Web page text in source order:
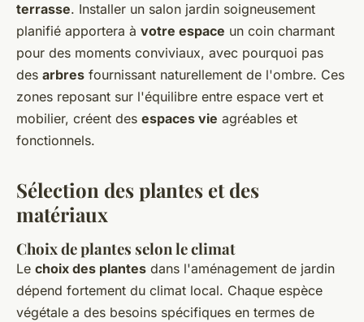
terrasse. Installer un salon jardin soigneusement
planifié apportera à votre espace un coin charmant
pour des moments conviviaux, avec pourquoi pas
des arbres fournissant naturellement de l'ombre. Ces
zones reposant sur l'équilibre entre espace vert et
mobilier, créent des espaces vie agréables et
fonctionnels.
Sélection des plantes et des
matériaux
Choix de plantes selon le climat
Le choix des plantes dans l'aménagement de jardin
dépend fortement du climat local. Chaque espèce
végétale a des besoins spécifiques en termes de